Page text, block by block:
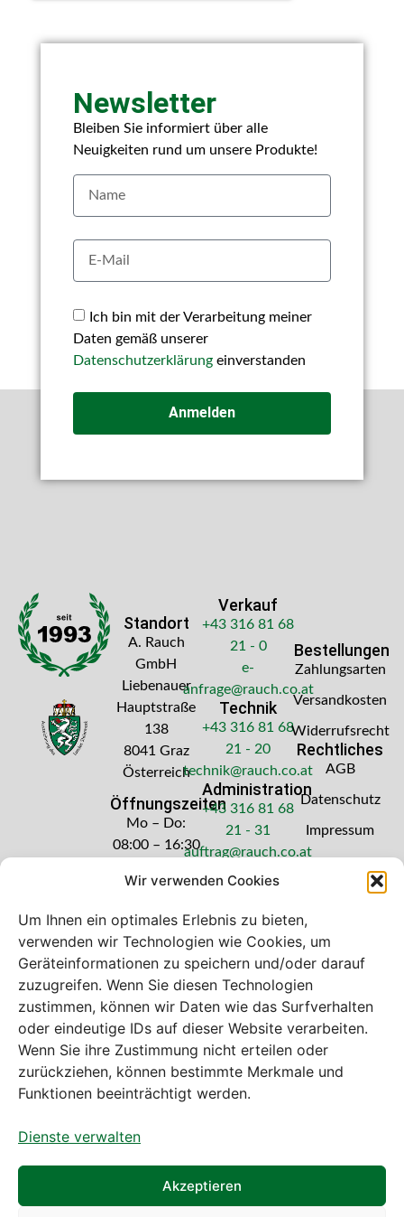
Wir verwenden Cookies
Um Ihnen ein optimales Erlebnis zu bieten,
verwenden wir Technologien wie Cookies, um
Geräteinformationen zu speichern und/oder darauf
zuzugreifen. Wenn Sie diesen Technologien
zustimmen, können wir Daten wie das Surfverhalten
oder eindeutige IDs auf dieser Website verarbeiten.
Wenn Sie ihre Zustimmung nicht erteilen oder
zurückziehen, können bestimmte Merkmale und
Funktionen beeinträchtigt werden.
Dienste verwalten
Akzeptieren
Newsletter
Bleiben Sie informiert über alle
Neuigkeiten rund um unsere Produkte!
Ich bin mit der Verarbeitung meiner
Daten gemäß unserer
Datenschutzerklärungeinverstanden
Anmelden
Standort
A. Rauch
GmbH
Liebenauer
Hauptstraße
138
8041 Graz
Österreich
Öffnungszeiten
Mo – Do:
08:00 – 16:30
Freitag: 08:00
Verkauf
+43 316 81 68
21 - 0
e-
anfrage@rauch.co.at
Technik
+43 316 81 68
21 - 20
technik@rauch.co.at
Administration
+43 316 81 68
21 - 31
auftrag@rauch.co.at
Bestellungen
Zahlungsarten
Versandkosten
Widerrufsrecht
Rechtliches
AGB
Datenschutz
Impressum
Bei diesem Webshop handelt es sich um
einen B2B-Webshop
A. Rauch GmbH – Ihr Experte aus Österreich für Waagen,
Eich- & Kalibrierservice, Sprühnebel-Zerstäubungstechnik
und Lebensmittelmaschinen.
Sämtliche Angebote der A. Rauch GmbH richten sich
gewerbliche Kunden, Institutionen, Kommunen usw. aus
Österreich, Deutschland und der Schweiz (weitere Länder